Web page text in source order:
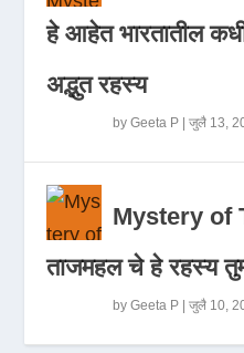
हे आहेत भारतातील
अद्भुत रहस्य
byGeeta P |जुलै 13,
Mystery of
ताजमहल चे हे रहस्य
byGeeta P |जुलै 10,